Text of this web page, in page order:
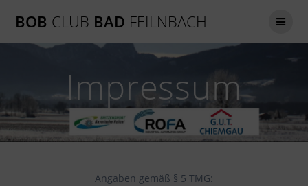
Inhalt
BOB CLUB BAD FEILNBACH
Impressum
Angaben gemäß § 5 TMG: